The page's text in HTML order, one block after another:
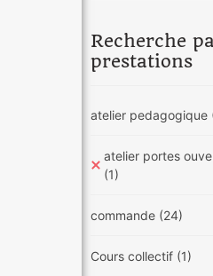
Recherche
prestations
atelier pedagogique
atelier portes
(1)
commande (24)
Cours collectif (1)